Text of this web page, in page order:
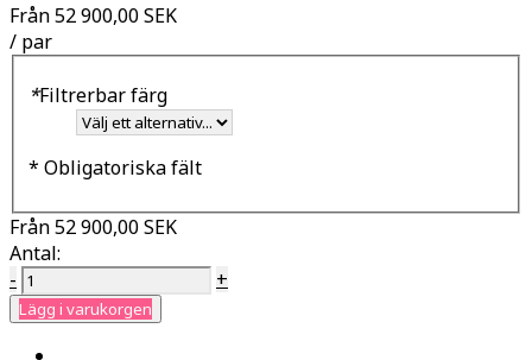
Från52 900,00 SEK
/ par
*Filtrerbar färg
* Obligatoriska fält
Från52 900,00 SEK
Antal:
-
+
Lägg i varukorgen